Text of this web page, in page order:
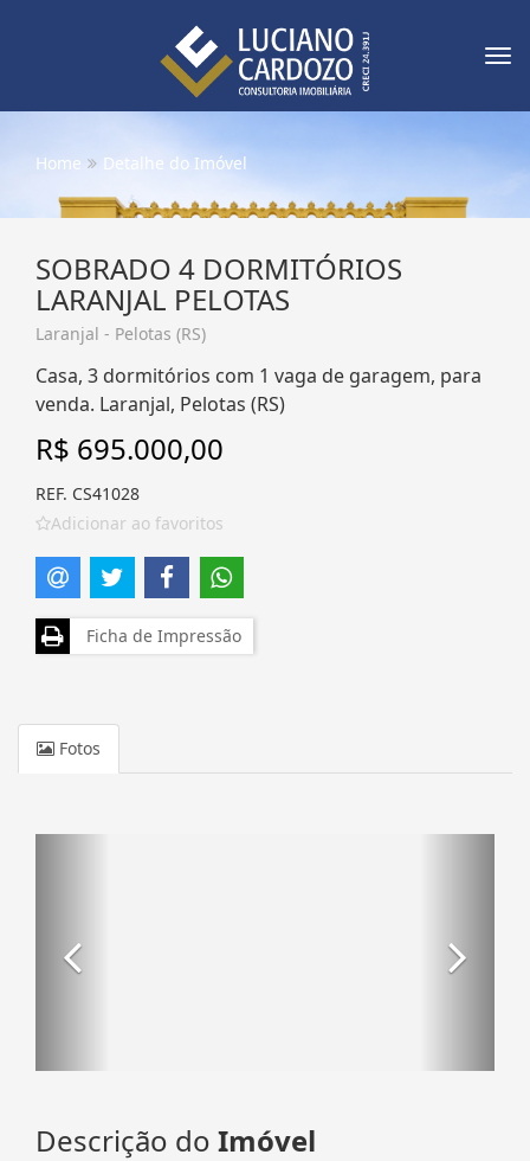
Home Detalhe do Imóvel
SOBRADO 4 DORMITÓRIOS
LARANJAL PELOTAS
Laranjal - Pelotas (RS)
Casa, 3 dormitórios com 1 vaga de garagem, para
venda. Laranjal, Pelotas (RS)
R$ 695.000,00
REF. CS41028
Adicionar ao favoritos
Ficha de Impressão
Fotos
Descrição do Imóvel